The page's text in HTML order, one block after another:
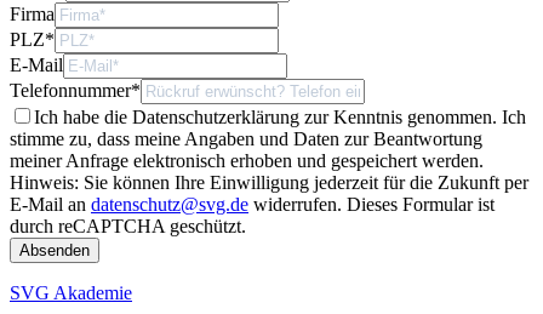
Firma
PLZ*
E-Mail
Telefonnummer*
Ich habe die Datenschutzerklärung zur Kenntnis genommen. Ich
stimme zu, dass meine Angaben und Daten zur Beantwortung
meiner Anfrage elektronisch erhoben und gespeichert werden.
Hinweis: Sie können Ihre Einwilligung jederzeit für die Zukunft per
E-Mail an datenschutz@svg.de widerrufen. Dieses Formular ist
durch reCAPTCHA geschützt.
SVG Akademie